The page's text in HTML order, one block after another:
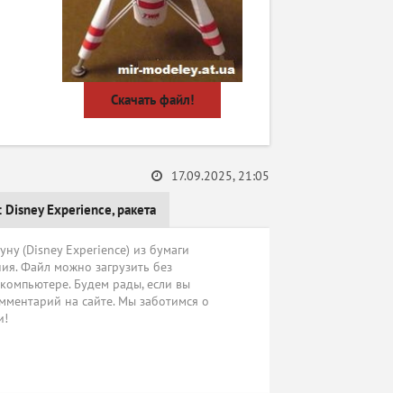
Скачать файл!
Disney Experience,ракета
17.09.2025, 21:05
(Disney Experience) из бумаги
Файл можно загрузить без
Будем рады, если вы
на сайте. Мы заботимся о